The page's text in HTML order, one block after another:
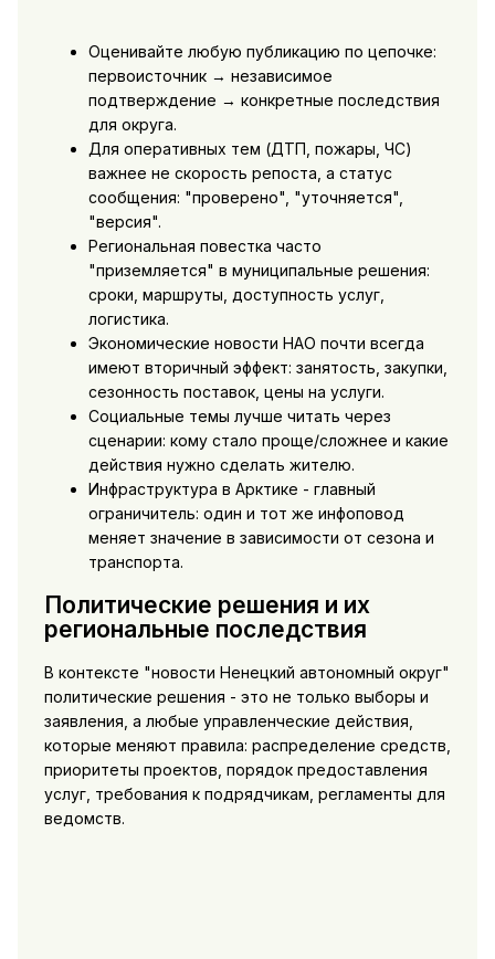
Оценивайте любую публикацию по цепочке:
первоисточник → независимое
подтверждение → конкретные последствия
для округа.
Для оперативных тем (ДТП, пожары, ЧС)
важнее не скорость репоста, а статус
сообщения: "проверено", "уточняется",
"версия".
Региональная повестка часто
"приземляется" в муниципальные решения:
сроки, маршруты, доступность услуг,
логистика.
Экономические новости НАО почти всегда
имеют вторичный эффект: занятость, закупки,
сезонность поставок, цены на услуги.
Социальные темы лучше читать через
сценарии: кому стало проще/сложнее и какие
действия нужно сделать жителю.
Инфраструктура в Арктике - главный
ограничитель: один и тот же инфоповод
меняет значение в зависимости от сезона и
транспорта.
Политические решения и их
региональные последствия
В контексте "новости Ненецкий автономный округ"
политические решения - это не только выборы и
заявления, а любые управленческие действия,
которые меняют правила: распределение средств,
приоритеты проектов, порядок предоставления
услуг, требования к подрядчикам, регламенты для
ведомств.